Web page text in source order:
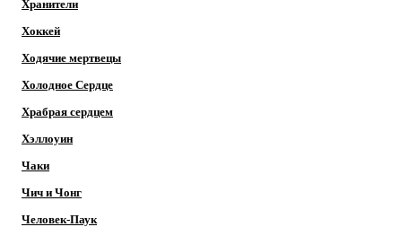
Хранители
Хоккей
Ходячие мертвецы
Холодное Сердце
Храбрая сердцем
Хэллоуин
Чаки
Чич и Чонг
Человек-Паук